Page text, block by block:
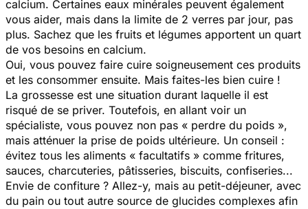
calcium. Certaines eaux minérales peuvent également
vous aider, mais dans la limite de 2 verres par jour, pas
plus. Sachez que les fruits et légumes apportent un quart
de vos besoins en calcium.
Oui, vous pouvez faire cuire soigneusement ces produits
et les consommer ensuite. Mais faites-les bien cuire !
La grossesse est une situation durant laquelle il est
risqué de se priver. Toutefois, en allant voir un
spécialiste, vous pouvez non pas « perdre du poids »,
mais atténuer la prise de poids ultérieure. Un conseil :
évitez tous les aliments « facultatifs » comme fritures,
sauces, charcuteries, pâtisseries, biscuits, confiseries...
Envie de confiture ? Allez-y, mais au petit-déjeuner, avec
du pain ou tout autre source de glucides complexes afin